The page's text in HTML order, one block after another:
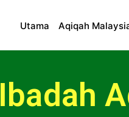
Utama Aqiqah
Ibadah